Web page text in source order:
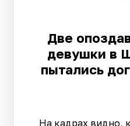
Две
девушки в
пытались
На кадрах видно,